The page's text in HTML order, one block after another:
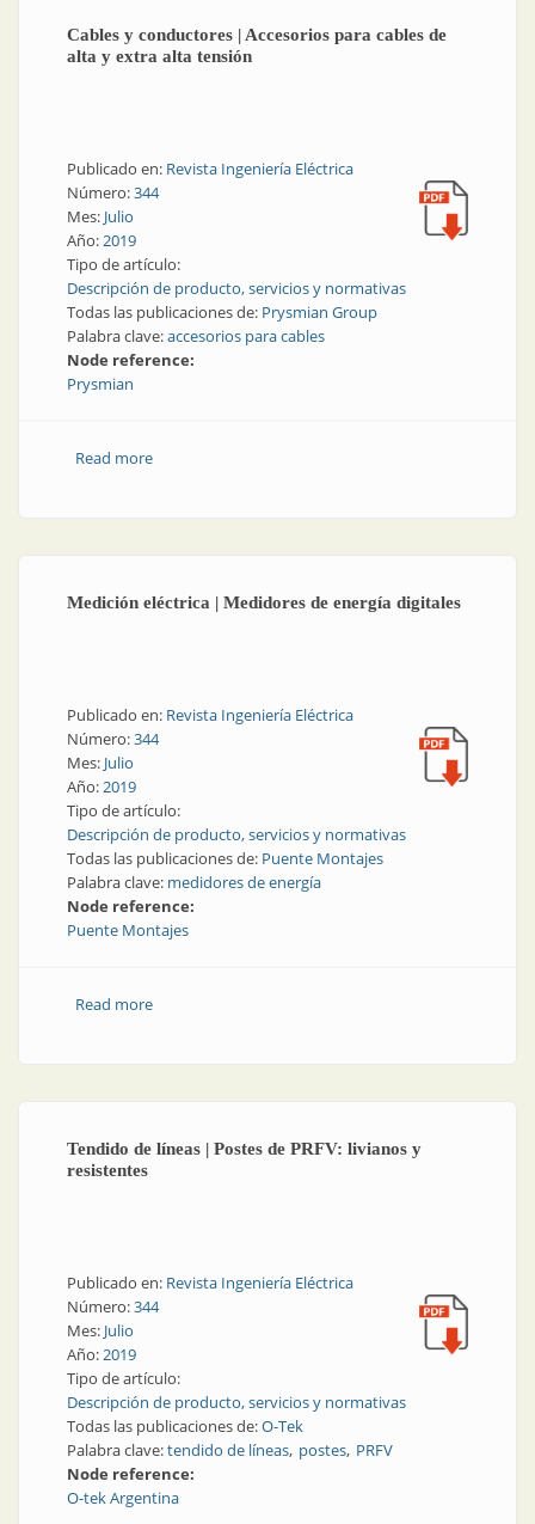
Cables y conductores | Accesorios para cables de
alta y extra alta tensión
Publicado en: Revista Ingeniería Eléctrica
Número:344
Mes: Julio
Año:2019
Tipo de artículo:
Descripción de producto, servicios y normativas
Todas las publicaciones de: Prysmian Group
Palabra clave:accesorios para cables
Node reference:
Prysmian
Read moreabout Cables y conductores | Accesorios para cables
Medición eléctrica | Medidores de energía digitales
Publicado en: Revista Ingeniería Eléctrica
Número:344
Mes: Julio
Año:2019
Tipo de artículo:
Descripción de producto, servicios y normativas
Todas las publicaciones de: Puente Montajes
Palabra clave: medidores de energía
Node reference:
Puente Montajes
Read moreabout Medición eléctrica | Medidores de energía
Tendido de líneas | Postes de PRFV: livianos y
resistentes
Publicado en: Revista Ingeniería Eléctrica
Número:344
Mes: Julio
Año:2019
Tipo de artículo:
Descripción de producto, servicios y normativas
Todas las publicaciones de:O-Tek
Palabra clave:tendido de líneas postes PRFV
Node reference:
O-tek Argentina